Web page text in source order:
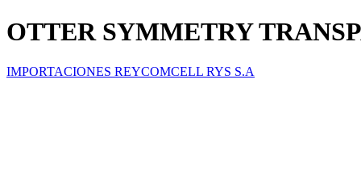
OTTER SYMMETRY
IMPORTACIONES REYCOMCELL RYS S.A